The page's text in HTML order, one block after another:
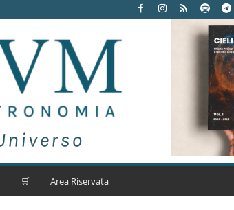
🛒 Area Riservata